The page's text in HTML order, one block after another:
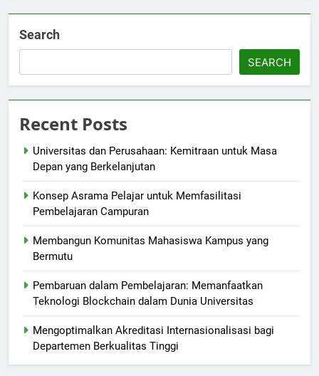
Search
SEARCH
Recent Posts
Universitas dan Perusahaan: Kemitraan untuk Masa
Depan yang Berkelanjutan
Konsep Asrama Pelajar untuk Memfasilitasi
Pembelajaran Campuran
Membangun Komunitas Mahasiswa Kampus yang
Bermutu
Pembaruan dalam Pembelajaran: Memanfaatkan
Teknologi Blockchain dalam Dunia Universitas
Mengoptimalkan Akreditasi Internasionalisasi bagi
Departemen Berkualitas Tinggi